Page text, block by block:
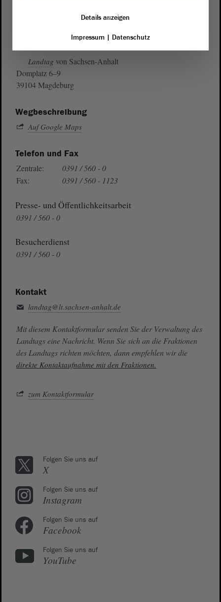
Landtag von Sachsen-Anhalt
Domplatz 6–9
39104 Magdeburg
Wegbeschreibung
Auf Google Maps
Telefon und Fax
Zentrale:
0391 / 560 - 0
Fax:
0391 / 560 - 1123
Presse- und Öffentlichkeitsarbeit
0391 / 560 - 0
Besucherdienst
0391 / 560 - 0
Kontakt
landtag@lt.sachsen-anhalt.de
Mit diesem Kontaktformular senden Sie der Verwaltung des
Landtags eine Nachricht. Wenn Sie sich an die Fraktionen
des Landtags richten möchten, dann empfehlen wir die
direkte Kontaktaufnahme mit den Fraktionen.
zum Kontaktformular
Folgen Sie uns auf
X
Folgen Sie uns auf
Instagram
Folgen Sie uns auf
Facebook
Folgen Sie uns auf
YouTube
Details anzeigen
Impressum| Datenschutz